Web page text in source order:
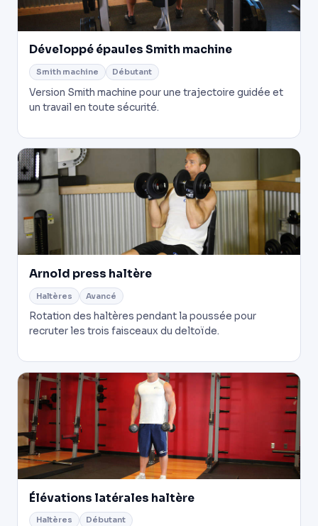
Développé épaules Smith machine
Smith machine Débutant
Version Smith machine pour une trajectoire guidée et
un travail en toute sécurité.
Arnold press haltère
Haltères Avancé
Rotation des haltères pendant la poussée pour
recruter les trois faisceaux du deltoïde.
Élévations latérales haltère
Haltères Débutant